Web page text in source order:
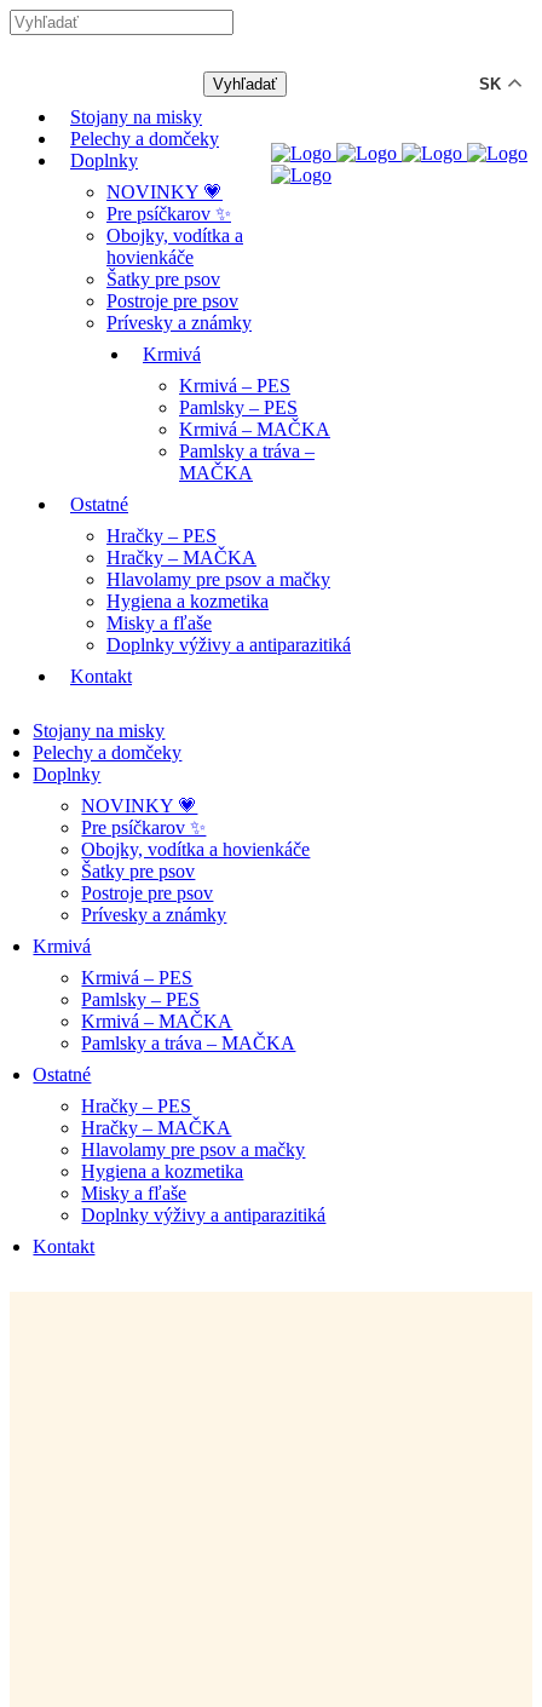
Stojany na misky
Pelechy a domčeky
Doplnky
NOVINKY 💗
Pre psíčkarov ✨
Obojky, vodítka a
hovienkáče
Šatky pre psov
Postroje pre psov
Prívesky a známky
Krmivá
Krmivá – PES
Pamlsky – PES
Krmivá – MAČKA
Pamlsky a tráva –
MAČKA
Ostatné
Hračky – PES
Hračky – MAČKA
Hlavolamy pre psov a mačky
Hygiena a kozmetika
Misky a fľaše
Doplnky výživy a antiparazitiká
Kontakt
Stojany na misky
Pelechy a domčeky
Doplnky
NOVINKY 💗
Pre psíčkarov ✨
Obojky, vodítka a hovienkáče
Šatky pre psov
Postroje pre psov
Prívesky a známky
Krmivá
Krmivá – PES
Pamlsky – PES
Krmivá – MAČKA
Pamlsky a tráva – MAČKA
Ostatné
Hračky – PES
Hračky – MAČKA
Hlavolamy pre psov a mačky
Hygiena a kozmetika
Misky a fľaše
Doplnky výživy a antiparazitiká
Kontakt
SK
-12% ZĽAVA s kódom "LETO12" ☀️